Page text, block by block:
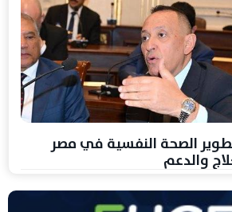
الصحة النفسية في مصر
والدعم